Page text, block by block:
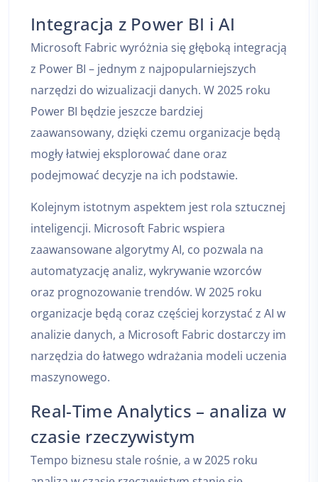
Integracja z Power BI i AI
Microsoft Fabric wyróżnia się głęboką integracją
z Power BI – jednym z najpopularniejszych
narzędzi do wizualizacji danych. W 2025 roku
Power BI będzie jeszcze bardziej
zaawansowany, dzięki czemu organizacje będą
mogły łatwiej eksplorować dane oraz
podejmować decyzje na ich podstawie.
Kolejnym istotnym aspektem jest rola sztucznej
inteligencji. Microsoft Fabric wspiera
zaawansowane algorytmy AI, co pozwala na
automatyzację analiz, wykrywanie wzorców
oraz prognozowanie trendów. W 2025 roku
organizacje będą coraz częściej korzystać z AI w
analizie danych, a Microsoft Fabric dostarczy im
narzędzia do łatwego wdrażania modeli uczenia
maszynowego.
Real-Time Analytics – analiza w
czasie rzeczywistym
Tempo biznesu stale rośnie, a w 2025 roku